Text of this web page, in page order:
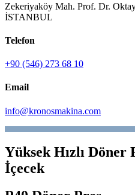
Zekeriyaköy Mah. Prof. Dr.
İSTANBUL
Telefon
+90 (546) 273 68 10
Email
info@kronosmakina.com
Yüksek Hızlı Döner
İçecek